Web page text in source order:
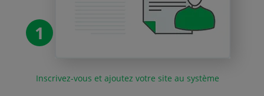
1
Inscrivez-vous et ajoutez votre site au système